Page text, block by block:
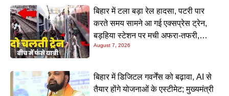
बिहार में टला बड़ा रेल हादसा, पटरी पार
करते समय सामने आ गई एक्सप्रेस ट्रेन,
बड़हिया स्टेशन पर मची अफरा-तफरी,
यात्रियों की लापरवाही आई सामने
August 7, 2026
बिहार में डिजिटल गवर्नेंस को बढ़ावा, AI से
तैयार होंगे योजनाओं के एस्टीमेट; मुख्यमंत्री